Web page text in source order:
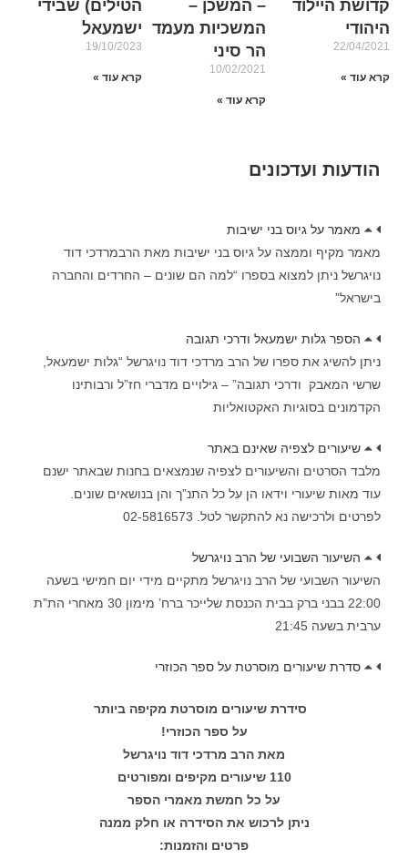
קדושת היילוד
היהודי
22/04/2021
קרא עוד »
– המשכן –
המשכיות מעמד
הר סיני
10/02/2021
קרא עוד »
הטילים) שבידי
ישמעאל
19/10/2023
קרא עוד »
הודעות ועדכונים
מאמר על גיוס בני ישיבות
מאמר מקיף וממצה על גיוס בני ישיבות מאת הרבמרדכי דוד
נויגרשל ניתן למצוא בספרו “למה הם שונים – החרדים והחברה
בישראל”
הספר גלות ישמעאל ודרכי תגובה
ניתן להשיג את ספרו של הרב מרדכי דוד נויגרשל “גלות ישמעאל,
שרשי המאבק ודרכי תגובה” – גילויים מדברי חז”ל ורבותינו
הקדמונים בסוגיות האקטואליות
שיעורים לצפיה שאינם באתר
מלבד הסרטים והשיעורים לצפיה שנמצאים בחנות שבאתר ישנם
עוד מאות שיעורי וידאו הן על כל התנ”ך והן בנושאים שונים.
לפרטים ולרכישה נא להתקשר לטל. 02-5816573
השיעור השבועי של הרב נויגרשל
השיעור השבועי של הרב נויגרשל מתקיים מידי יום חמישי בשעה
22:00 בבני ברק בבית הכנסת שלייכר ברח’ מימון 30 מאחרי הת”ת
ערבית בשעה 21:45
סדרת שיעורים מוסרטת על ספר הכוזרי
סידרת שיעורים מוסרטת מקיפה ביותר
על ספר הכוזרי!
מאת הרב מרדכי דוד נויגרשל
110 שיעורים מקיפים ומפורטים
על כל חמשת מאמרי הספר
ניתן לרכוש את הסידרה או חלק ממנה
פרטים והזמנות: